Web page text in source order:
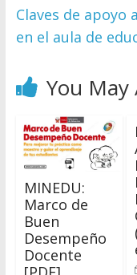
Claves de apoyo
en el aula de
You May
MINEDU:
Marco de
Buen
Desempeño
Docente